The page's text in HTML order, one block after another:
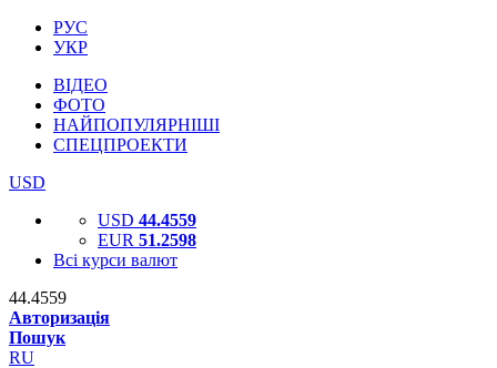
РУС
УКР
ВІДЕО
ФОТО
НАЙПОПУЛЯРНІШІ
СПЕЦПРОЕКТИ
USD
USD 44.4559
EUR 51.2598
Всі курси валют
44.4559
Авторизація
Пошук
RU